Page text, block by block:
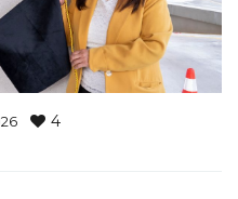
4